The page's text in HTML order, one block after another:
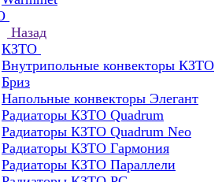
Назад
КЗТО
Внутрипольные конвекторы КЗТО
Бриз
Напольные конвекторы Элегант
Радиаторы КЗТО Quadrum
Радиаторы КЗТО Quadrum Neo
Радиаторы КЗТО Гармония
Радиаторы КЗТО Параллели